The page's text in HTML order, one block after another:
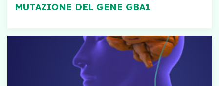
MUTAZIONE DEL GENE GBA1